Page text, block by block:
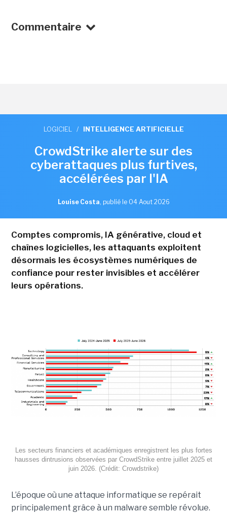
Commentaire
LOGICIEL / INTELLIGENCE ARTIFICIELLE
CrowdStrike alerte sur des
cyberattaques plus furtives,
accélérées par l'IA
Louise Costa, publié le 04 Aout 2026
Comptes compromis, IA générative, cloud et
chaînes logicielles, les attaquants exploitent
désormais les écosystèmes numériques de
confiance pour rester invisibles et accélérer
leurs opérations.
Les secteurs financiers et académiques enregistrent les plus fortes
hausses dintrusions observées par CrowdStrike entre juillet 2025 et
juin 2026. (Crédit: Crowdstrike)
L’époque où une attaque informatique se repérait
principalement grâce à un malware semble révolue.